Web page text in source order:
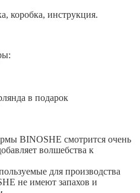
коробка, инструкция.
в подарок
BINOSHE смотрится очень
волшебства к
для производства
не имеют запахов и